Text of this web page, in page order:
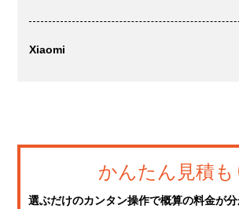
Xiaomi
かんたん見積も
選ぶだけのカンタン操作で概算の料金が分